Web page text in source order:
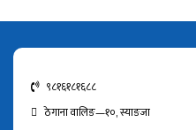
९८१६१८१६८८
ठेगाना वालिङ—१०, स्याङजा